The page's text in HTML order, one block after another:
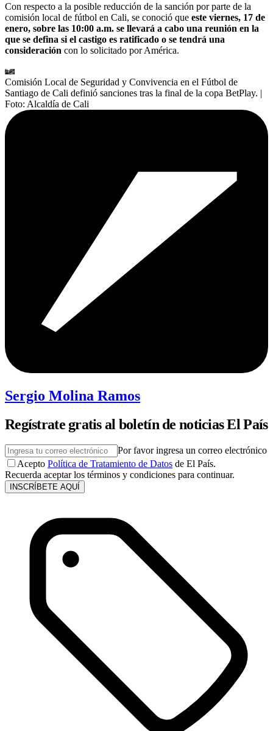
Con respecto a la posible reducción de la sanción por parte de la
comisión local de fútbol en Cali, se conoció que este viernes, 17 de
enero, sobre las 10:00 a.m. se llevará a cabo una reunión en la
que se defina si el castigo es ratificado o se tendrá una
consideración con lo solicitado por América.
Comisión Local de Seguridad y Convivencia en el Fútbol de
Santiago de Cali definió sanciones tras la final de la copa BetPlay. |
Foto: Alcaldía de Cali
Sergio Molina Ramos
Regístrate gratis al boletín de noticias El País
Por favor ingresa un correo electrónico
Acepto Política de Tratamiento de Datos de El País.
Recuerda aceptar los términos y condiciones para continuar.
INSCRÍBETE AQUÍ